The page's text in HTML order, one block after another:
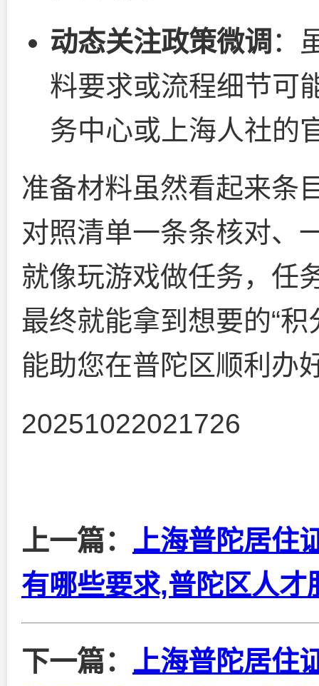
动态关注政策微调 ：
料要求或流程细节可
务中心或上海人社的
准备材料虽然看起来条
对照清单一条条核对、
就像玩游戏做任务，任
最终就能拿到想要的“
能助您在普陀区顺利办
20251022021726
上一篇： 上海普陀居住
有哪些要求,普陀区人
下一篇： 上海普陀居住